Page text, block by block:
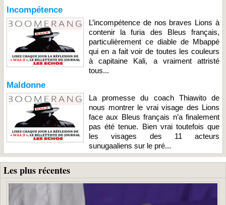
Incompétence
L’incompétence de nos braves Lions à
contenir la furia des Bleus français,
particulièrement ce diable de Mbappé
qui en a fait voir de toutes les couleurs
à capitaine Kali, a vraiment attristé
tous...
Maldonne
La promesse du coach Thiawito de
nous montrer le vrai visage des Lions
face aux Bleus français n’a finalement
pas été tenue. Bien vrai toutefois que
les visages des 11 acteurs
sunugaaliens sur le pré...
Les plus récentes